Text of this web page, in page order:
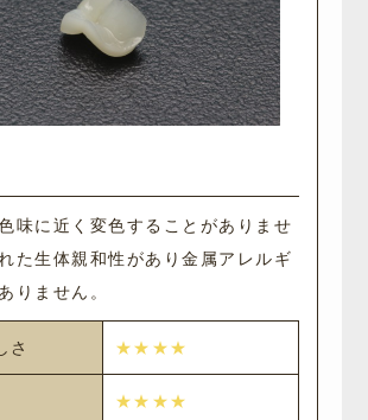
味に近く変色することがありませ
た生体親和性があり金属アレルギ
りません。
さ ★★★★
★★★★